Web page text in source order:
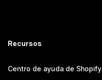
Recursos
Centro de ayuda de Shopify